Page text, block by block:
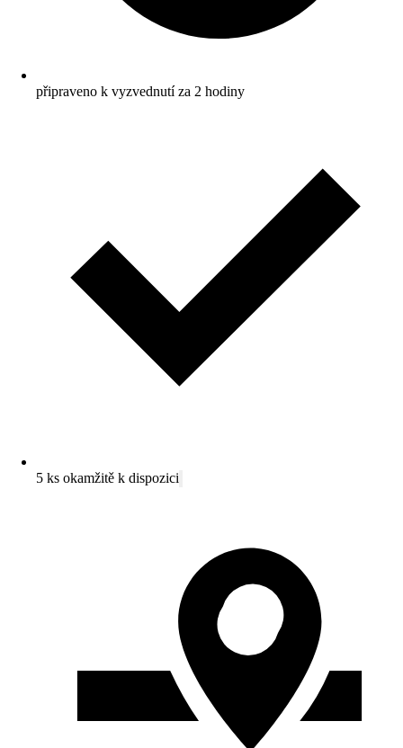
připraveno k vyzvednutí za 2 hodiny
5 ks okamžitě k dispozici